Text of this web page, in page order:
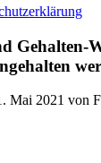
Gehalten-
Mai 2021 von